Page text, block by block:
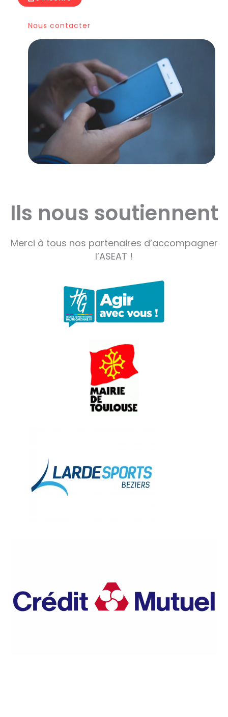
Nous contacter
Ils nous soutiennent
Merci à tous nos partenaires d’accompagner
l’ASEAT !